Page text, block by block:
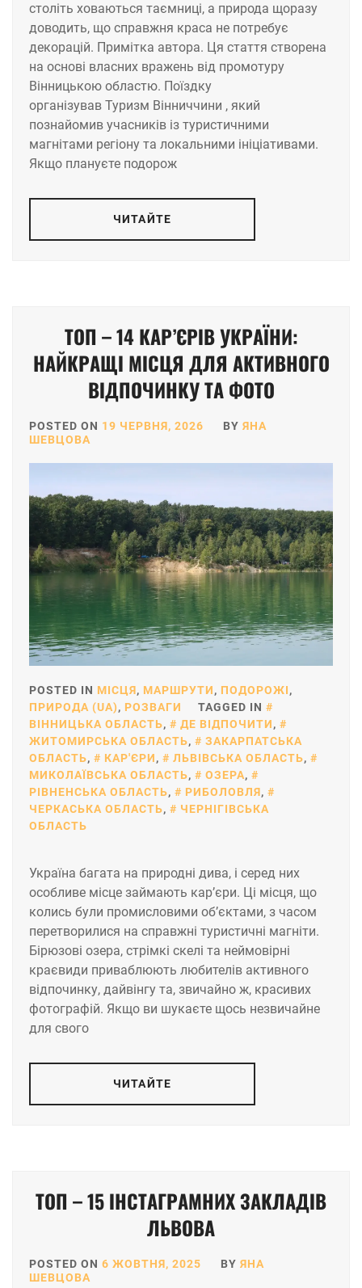
століть ховаються таємниці, а природа щоразу
доводить, що справжня краса не потребує
декорацій. Примітка автора. Ця стаття створена
на основі власних вражень від промотуру
Вінницькою областю. Поїздку
організував Туризм Вінниччини , який
познайомив учасників із туристичними
магнітами регіону та локальними ініціативами.
Якщо плануєте подорож
ЧИТАЙТЕ
ТОП – 14 КАР’ЄРІВ УКРАЇНИ:
НАЙКРАЩІ МІСЦЯ ДЛЯ АКТИВНОГО
ВІДПОЧИНКУ ТА ФОТО
POSTED ON 19 ЧЕРВНЯ, 2026 BY ЯНА
ШЕВЦОВА
POSTED IN МІСЦЯ, МАРШРУТИ, ПОДОРОЖІ,
ПРИРОДА (UA), РОЗВАГИ
TAGGED IN
ВІННИЦЬКА ОБЛАСТЬ, ДЕ ВІДПОЧИТИ,
ЖИТОМИРСЬКА ОБЛАСТЬ,
ЗАКАРПАТСЬКА
ОБЛАСТЬ, КАР'ЄРИ, ЛЬВІВСЬКА ОБЛАСТЬ,
МИКОЛАЇВСЬКА ОБЛАСТЬ, ОЗЕРА,
РІВНЕНСЬКА ОБЛАСТЬ, РИБОЛОВЛЯ,
ЧЕРКАСЬКА ОБЛАСТЬ,
ЧЕРНІГІВСЬКА
ОБЛАСТЬ
Україна багата на природні дива, і серед них
особливе місце займають кар’єри. Ці місця, що
колись були промисловими об’єктами, з часом
перетворилися на справжні туристичні магніти.
Бірюзові озера, стрімкі скелі та неймовірні
краєвиди приваблюють любителів активного
відпочинку, дайвінгу та, звичайно ж, красивих
фотографій. Якщо ви шукаєте щось незвичайне
для свого
ЧИТАЙТЕ
ТОП – 15 ІНСТАГРАМНИХ ЗАКЛАДІВ
ЛЬВОВА
POSTED ON 6 ЖОВТНЯ, 2025 BY ЯНА
ШЕВЦОВА